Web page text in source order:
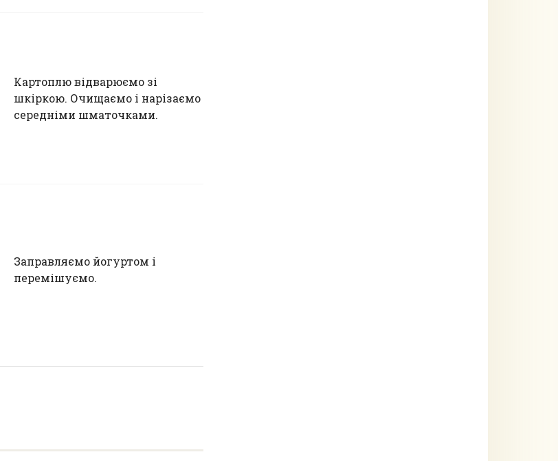
Картоплю відварюємо зі
шкіркою. Очищаємо і нарізаємо
середніми шматочками.
Заправляємо йогуртом і
перемішуємо.